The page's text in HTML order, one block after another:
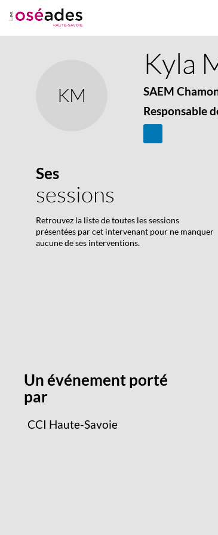
KM
Kyla
SAEM
Responsable
Ses
sessions
Retrouvez la liste de toutes les sessions
présentées par cet intervenant pour ne manquer
aucune de ses interventions.
Un événement porté
par
CCI Haute-Savoie